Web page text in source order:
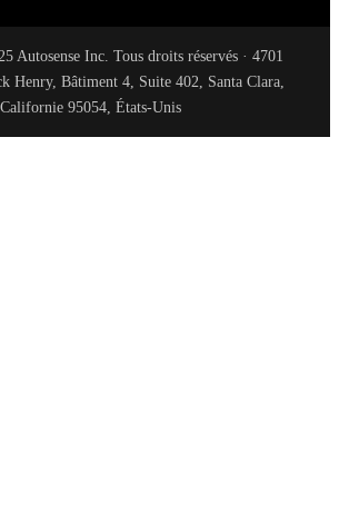
Autosense Inc. Tous droits réservés · 4701
Henry, Bâtiment 4, Suite 402, Santa Clara,
Californie 95054, États-Unis